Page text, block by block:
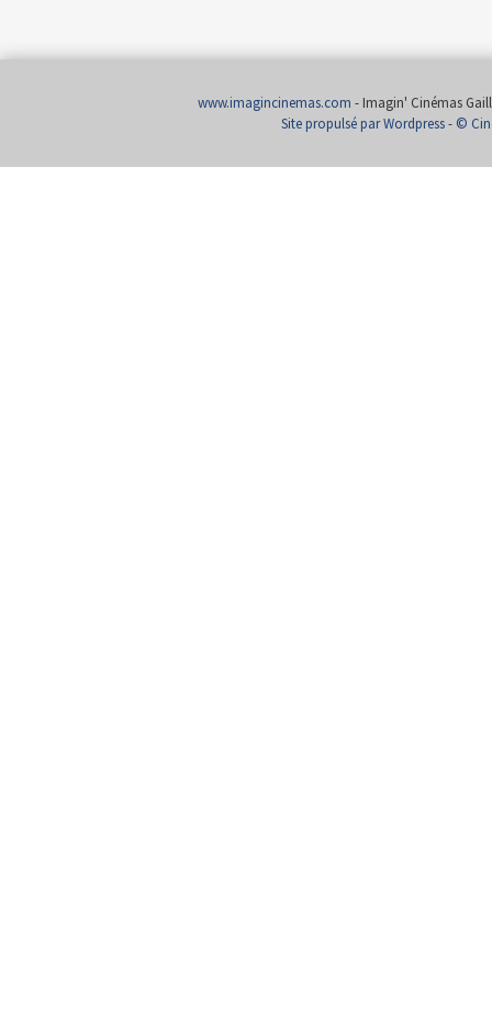
www.imagincinemas.com - Imagin' Cinémas
Site propulsé par Wordpress- ©